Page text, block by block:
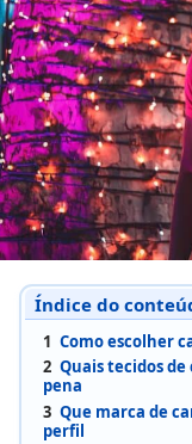
Índice do
1 Como escolher
2 Quais tecidos
pena
3 Que marca de
perfil